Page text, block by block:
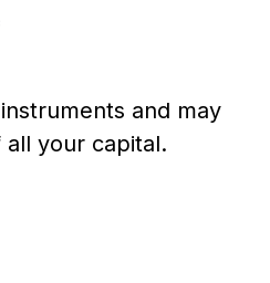
and may
your capital.